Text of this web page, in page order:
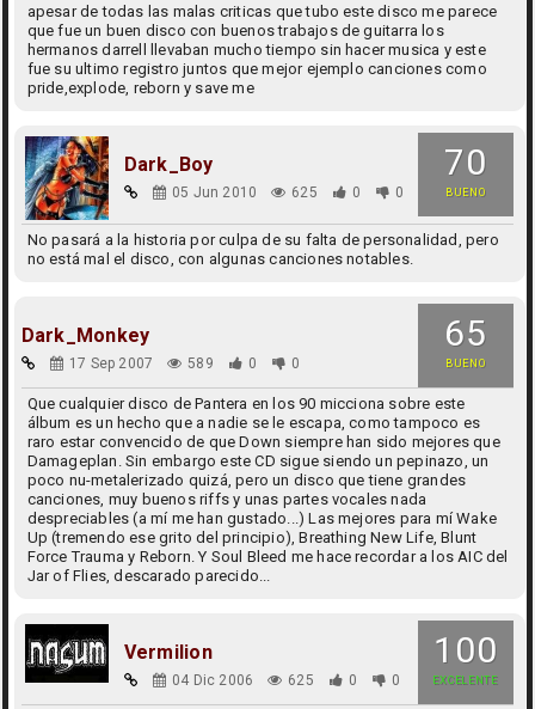
apesar de todas las malas criticas que tubo este disco me parece
que fue un buen disco con buenos trabajos de guitarra los
hermanos darrell llevaban mucho tiempo sin hacer musica y este
fue su ultimo registro juntos que mejor ejemplo canciones como
pride,explode, reborn y save me
70
BUENO
Dark_Boy
05 Jun 2010 625 0 0
No pasará a la historia por culpa de su falta de personalidad, pero
no está mal el disco, con algunas canciones notables.
65
BUENO
Dark_Monkey
17 Sep 2007 589 0 0
Que cualquier disco de Pantera en los 90 micciona sobre este
álbum es un hecho que a nadie se le escapa, como tampoco es
raro estar convencido de que Down siempre han sido mejores que
Damageplan. Sin embargo este CD sigue siendo un pepinazo, un
poco nu-metalerizado quizá, pero un disco que tiene grandes
canciones, muy buenos riffs y unas partes vocales nada
despreciables (a mí me han gustado...) Las mejores para mí Wake
Up (tremendo ese grito del principio), Breathing New Life, Blunt
Force Trauma y Reborn. Y Soul Bleed me hace recordar a los AIC del
Jar of Flies, descarado parecido...
100
EXCELENTE
Vermilion
04 Dic 2006 625 0 0